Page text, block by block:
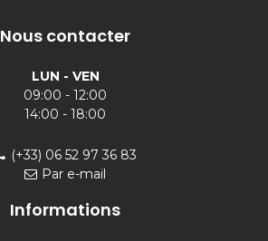
Nous contacter
LUN - VEN
09:00 - 12:00
14:00 - 18:00
(+33) 06 52 97 36 83
Par e-mail
Informations